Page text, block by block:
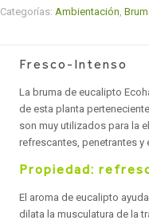
Categorías: Ambientación,
Fresco-Intenso
La bruma de eucalipto
de esta planta
son muy utilizados para la
refrescantes, penetrantes
Propiedad:
El aroma de eucalipto
dilata la musculatura de la